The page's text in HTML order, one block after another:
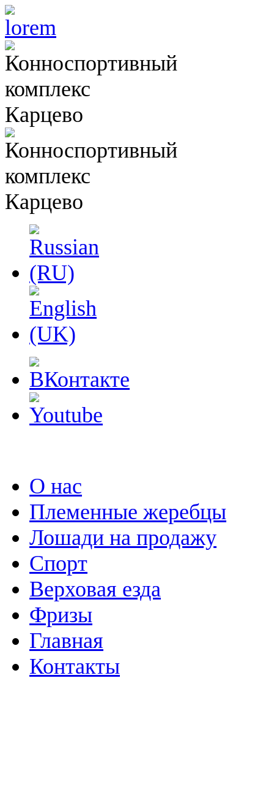
О нас
Племенные жеребцы
Лошади на продажу
Спорт
Верховая езда
Фризы
Главная
Контакты